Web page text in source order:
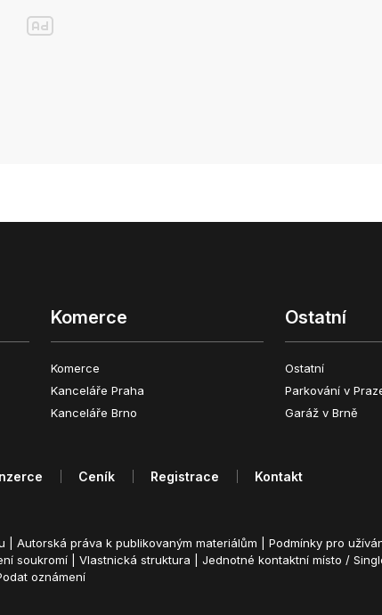
Komerce
Komerce
Kanceláře Praha
Kanceláře Brno
Ostatní
Ostatní
Parkování v
Garáž v Brně
Ceník Registrace Kontakt
| Autorská práva k publikovaným materiálům
Podmínky pro
soukromí| Vlastnická struktura Jednotné kontaktní místo /
oznámení